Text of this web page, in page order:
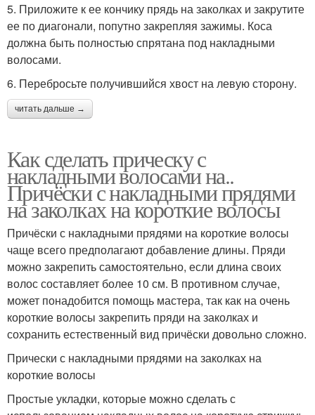
5. Приложите к ее кончику прядь на заколках и закрутите
ее по диагонали, попутно закрепляя зажимы. Коса
должна быть полностью спрятана под накладными
волосами.
6. Перебросьте получившийся хвост на левую сторону.
читать дальше →
Как сделать прическу с
накладными волосами на..
Причёски с накладными прядями
на заколках на короткие волосы
Причёски с накладными прядями на короткие волосы
чаще всего предполагают добавление длины. Пряди
можно закрепить самостоятельно, если длина своих
волос составляет более 10 см. В противном случае,
может понадобится помощь мастера, так как на очень
короткие волосы закрепить пряди на заколках и
сохранить естественный вид причёски довольно сложно.
Прически с накладными прядями на заколках на
короткие волосы
Простые укладки, которые можно сделать с